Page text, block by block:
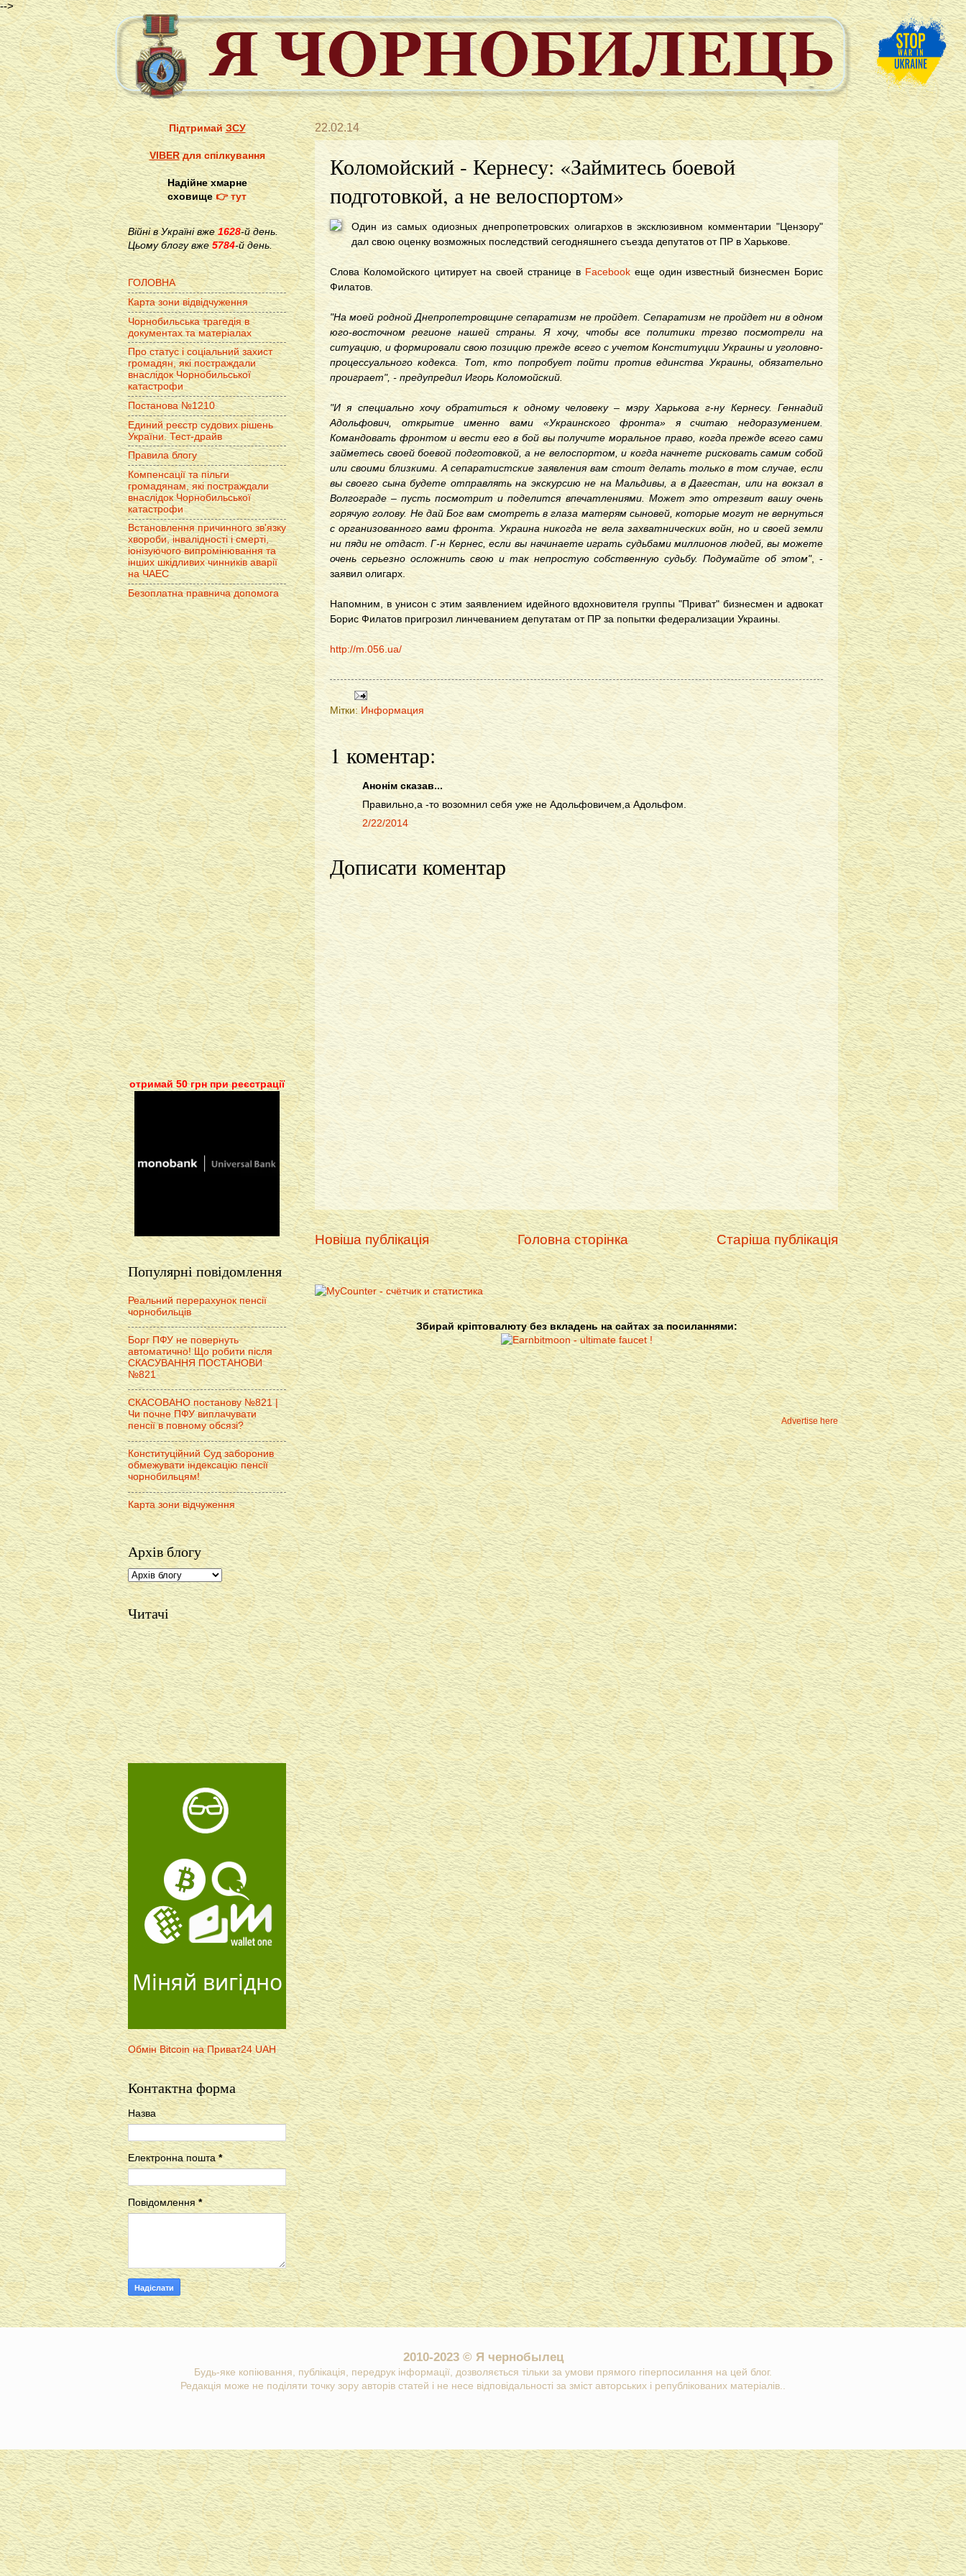
-->
22.02.14
Коломойский - Кернесу: «Займитесь боевой
подготовкой, а не велоспортом»
Один из самых одиозных днепропетровских олигархов в эксклюзивном комментарии "Цензору"
дал свою оценку возможных последствий сегодняшнего съезда депутатов от ПР в Харькове.
Слова Коломойского цитирует на своей странице в Facebook еще один известный бизнесмен Борис
Филатов.
"На моей родной Днепропетровщине сепаратизм не пройдет. Сепаратизм не пройдет ни в одном
юго-восточном регионе нашей страны. Я хочу, чтобы все политики трезво посмотрели на
ситуацию, и формировали свою позицию прежде всего с учетом Конституции Украины и уголовно-
процессуального кодекса. Тот, кто попробует пойти против единства Украины, обязательно
проиграет", - предупредил Игорь Коломойский.
"И я специально хочу обратиться к одному человеку – мэру Харькова г-ну Кернесу. Геннадий
Адольфович, открытие именно вами «Украинского фронта» я считаю недоразумением.
Командовать фронтом и вести его в бой вы получите моральное право, когда прежде всего сами
займетесь своей боевой подготовкой, а не велоспортом, и когда начнете рисковать самим собой
или своими близкими. А сепаратистские заявления вам стоит делать только в том случае, если
вы своего сына будете отправлять на экскурсию не на Мальдивы, а в Дагестан, или на вокзал в
Волгограде – пусть посмотрит и поделится впечатлениями. Может это отрезвит вашу очень
горячую голову. Не дай Бог вам смотреть в глаза матерям сыновей, которые могут не вернуться
с организованного вами фронта. Украина никогда не вела захватнических войн, но и своей земли
ни пяди не отдаст. Г-н Кернес, если вы начинаете играть судьбами миллионов людей, вы можете
очень серьезно осложнить свою и так непростую собственную судьбу. Подумайте об этом", -
заявил олигарх.
Напомним, в унисон с этим заявлением идейного вдохновителя группы "Приват" бизнесмен и адвокат
Борис Филатов пригрозил линчеванием депутатам от ПР за попытки федерализации Украины.
http://m.056.ua/
Мітки: Информация
1 коментар:
Анонім сказав...
Правильно,а -то возомнил себя уже не Адольфовичем,а Адольфом.
2/22/2014
Дописати коментар
Новіша публікація Старіша публікація
Головна сторінка
Збирай кріптовалюту без вкладень на сайтах за посиланнями:
Advertise here
ПідтримайЗСУ
VIBERдля спілкування
Надійне хмарне
сховище👉 тут
Війні в Україні вже1628-й день.
Цьому блогу вже 5784-й день.
ГОЛОВНА
Карта зони відвідчуження
Чорнобильська трагедія в
документах та матеріалах
Про статус і соціальний захист
громадян, які постраждали
внаслідок Чорнобильської
катастрофи
Постанова №1210
Единий реєстр судових рішень
України. Тест-драйв
Правила блогу
Компенсації та пільги
громадянам, які постраждали
внаслідок Чорнобильської
катастрофи
Встановлення причинного зв'язку
хвороби, інвалідності і смерті,
іонізуючого випромінювання та
інших шкідливих чинників аварії
на ЧАЕС
Безоплатна правнича допомога
отримай 50 грн при реєстрації
Популярні повідомлення
Реальний перерахунок пенсії
чорнобильців
Борг ПФУ не повернуть
автоматично! Що робити після
СКАСУВАННЯ ПОСТАНОВИ
№821
СКАСОВАНО постанову №821 |
Чи почне ПФУ виплачувати
пенсії в повному обсязі?
Конституційний Суд заборонив
обмежувати індексацію пенсії
чорнобильцям!
Карта зони відчуження
Архів блогу
Читачі
Міняй вигідно
Обмін Bitcoin на Приват24 UAH
Контактна форма
Назва
Електронна пошта*
Повідомлення *
2010-2023 © Я чернобылец
Будь-яке копіювання, публікація, передрук інформації, дозволяється тільки за умови прямого гіперпосилання на цей блог.
Редакція може не поділяти точку зору авторів статей і не несе відповідальності за зміст авторських і републікованих матеріалів..